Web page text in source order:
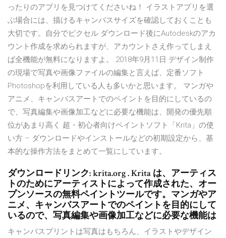
ったりのアプリを見つけてくださいね！ イラストアプリを選
ぶ場合には、描けるキャンバスサイズを確認しておくことも
大切です。自分でピクセル ダウンロード後にAutodeskのアカ
ウント作成を求められますが、アカウントさえ作ってしまえ
ば全機能が無料になりますよ。 2018年9月11日 デザイン制作
の現場で写真や画像ファイルの編集と言えば、定番ソフト
Photoshopを利用している人も多いかと思います。 マンガや
アニメ、キャンバスアートでのペイントを目的にしているの
で、写真編集や画像加工などに必要な機能は、開発の優先順
位があまり高く 超・初心者向けペイントソフト「Krita」の使
い方 – ダウンロードやインストールなどの初期設定から、基
本的な操作方法をまとめて一覧にしています。
ダウンロードリンク: krita.org . Krita は、アーティス
トのためにアーティストによって作成された、オー
プンソースの無料ペイントツールです。マンガやア
ニメ、キャンバスアートでのペイントを目的にして
いるので、写真編集や画像加工などに必要な機能は
キャンバスプリントは写真はもちろん、イラストやデザイン